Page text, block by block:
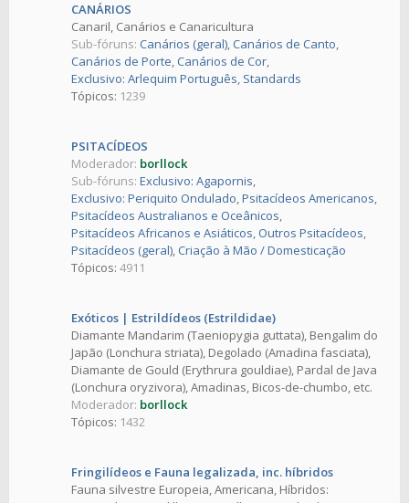
CANÁRIOS
Canaril, Canários e Canaricultura
Sub-fóruns: Canários (geral),Canários de Canto,
Canários de Porte,Canários de Cor,
Exclusivo: Arlequim Português, Standards
Tópicos: 1239
PSITACÍDEOS
Moderador: borllock
Sub-fóruns: Exclusivo: Agapornis,
Exclusivo: Periquito Ondulado,Psitacídeos Americanos,
Psitacídeos Australianos e Oceânicos,
Psitacídeos Africanos e Asiáticos, Outros Psitacídeos,
Psitacídeos (geral),Criação à Mão / Domesticação
Tópicos: 4911
Exóticos | Estrildídeos (Estrildidae)
Diamante Mandarim (Taeniopygia guttata), Bengalim do
Japão (Lonchura striata), Degolado (Amadina fasciata),
Diamante de Gould (Erythrura gouldiae), Pardal de Java
(Lonchura oryzivora), Amadinas, Bicos-de-chumbo, etc.
Moderador: borllock
Tópicos: 1432
Fringilídeos e Fauna legalizada, inc. híbridos
Fauna silvestre Europeia, Americana, Híbridos: